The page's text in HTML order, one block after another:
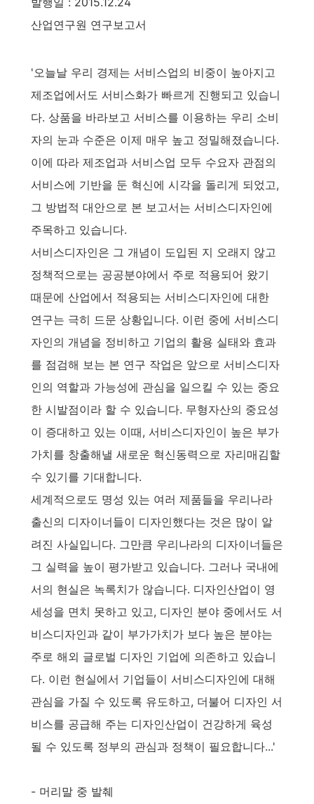
산업연구원 연구보고서
'오늘날 우리 경제는 서비스업의 비중이 높아지고
제조업에서도 서비스화가 빠르게 진행되고 있습니
다. 상품을 바라보고 서비스를 이용하는 우리 소비
자의 눈과 수준은 이제 매우 높고 정밀해졌습니다.
이에 따라 제조업과 서비스업 모두 수요자 관점의
서비스에 기반을 둔 혁신에 시각을 돌리게 되었고,
그 방법적 대안으로 본 보고서는 서비스디자인에
주목하고 있습니다.
서비스디자인은 그 개념이 도입된 지 오래지 않고
정책적으로는 공공분야에서 주로 적용되어 왔기
때문에 산업에서 적용되는 서비스디자인에 대한
연구는 극히 드문 상황입니다. 이런 중에 서비스디
자인의 개념을 정비하고 기업의 활용 실태와 효과
를 점검해 보는 본 연구 작업은 앞으로 서비스디자
인의 역할과 가능성에 관심을 일으킬 수 있는 중요
한 시발점이라 할 수 있습니다. 무형자산의 중요성
이 증대하고 있는 이때, 서비스디자인이 높은 부가
가치를 창출해낼 새로운 혁신동력으로 자리매김할
수 있기를 기대합니다.
세계적으로도 명성 있는 여러 제품들을 우리나라
출신의 디자이너들이 디자인했다는 것은 많이 알
려진 사실입니다. 그만큼 우리나라의 디자이너들은
그 실력을 높이 평가받고 있습니다. 그러나 국내에
서의 현실은 녹록치가 않습니다. 디자인산업이 영
세성을 면치 못하고 있고, 디자인 분야 중에서도 서
비스디자인과 같이 부가가치가 보다 높은 분야는
주로 해외 글로벌 디자인 기업에 의존하고 있습니
다. 이런 현실에서 기업들이 서비스디자인에 대해
관심을 가질 수 있도록 유도하고, 더불어 디자인 서
비스를 공급해 주는 디자인산업이 건강하게 육성
될 수 있도록 정부의 관심과 정책이 필요합니다...'
- 머리말 중 발췌